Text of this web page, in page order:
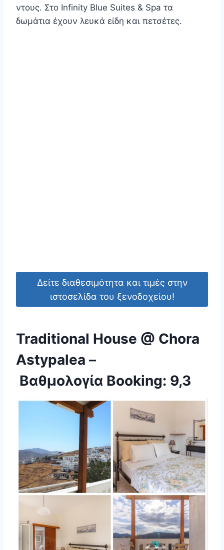
ντους. Στο Infinity Blue Suites & Spa τα
δωμάτια έχουν λευκά είδη και πετσέτες.
Δείτε διαθεσιμότητα και τιμές στην
ιστοσελίδα του ξενοδοχείου!
Traditional House @ Chora
Astypalea –
Βαθμολογία Booking: 9,3